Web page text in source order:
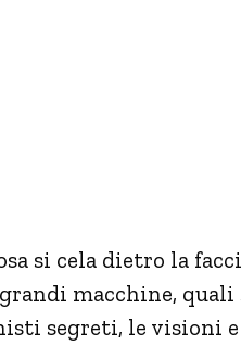
si cela dietro la
macchine, quali
segreti, le visioni